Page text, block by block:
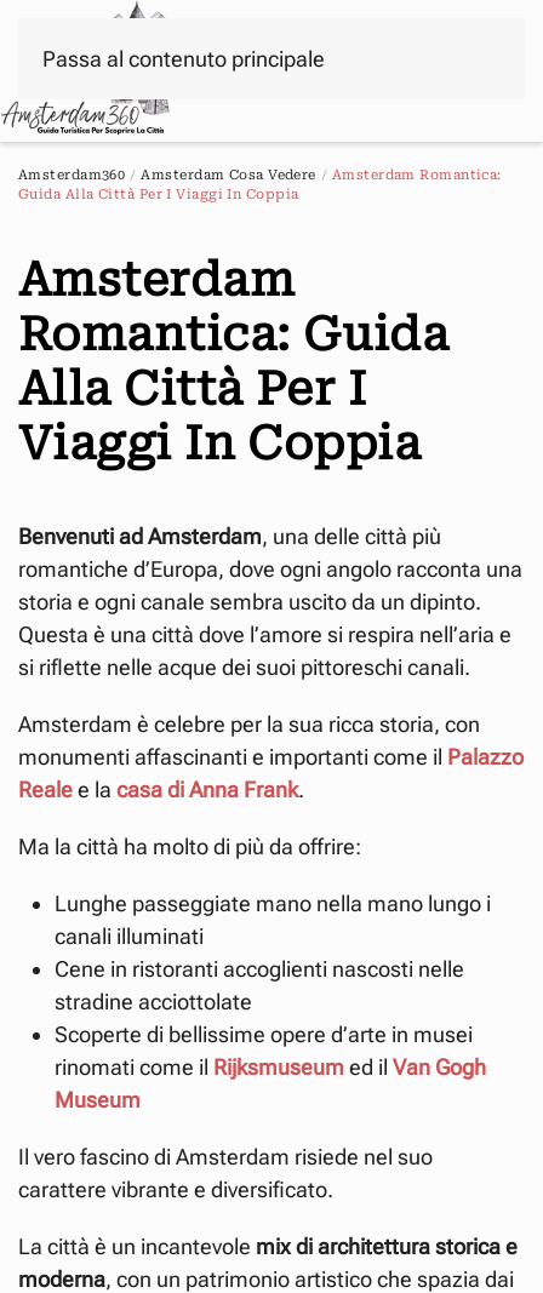
Passa al contenuto principale
Amsterdam360 Amsterdam Cosa Vedere
Amsterdam Romantica:
Guida Alla Città Per I Viaggi In Coppia
Amsterdam
Romantica: Guida
Alla Città Per I
Viaggi In Coppia
Benvenuti ad Amsterdam, una delle città più
romantiche d’Europa, dove ogni angolo racconta una
storia e ogni canale sembra uscito da un dipinto.
Questa è una città dove l’amore si respira nell’aria e
si riflette nelle acque dei suoi pittoreschi canali.
Amsterdam è celebre per la sua ricca storia, con
monumenti affascinanti e importanti come il Palazzo
Realee la casa di Anna Frank.
Ma la città ha molto di più da offrire:
Lunghe passeggiate mano nella mano lungo i
canali illuminati
Cene in ristoranti accoglienti nascosti nelle
stradine acciottolate
Scoperte di bellissime opere d’arte in musei
rinomati come il Rijksmuseum ed il Van Gogh
Museum
Il vero fascino di Amsterdam risiede nel suo
carattere vibrante e diversificato.
La città è un incantevole mix di architettura storica e
moderna, con un patrimonio artistico che spazia dai